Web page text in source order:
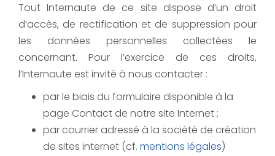
Tout Internaute de ce site dispose d’un droit
d’accès, de rectification et de suppression pour
les données personnelles collectées le
concernant. Pour l’exercice de ces droits,
l’Internaute est invité à nous contacter :
par le biais du formulaire disponible à la
page Contact de notre site Internet ;
par courrier adressé à la société de création
de sites internet (cf. mentions légales)